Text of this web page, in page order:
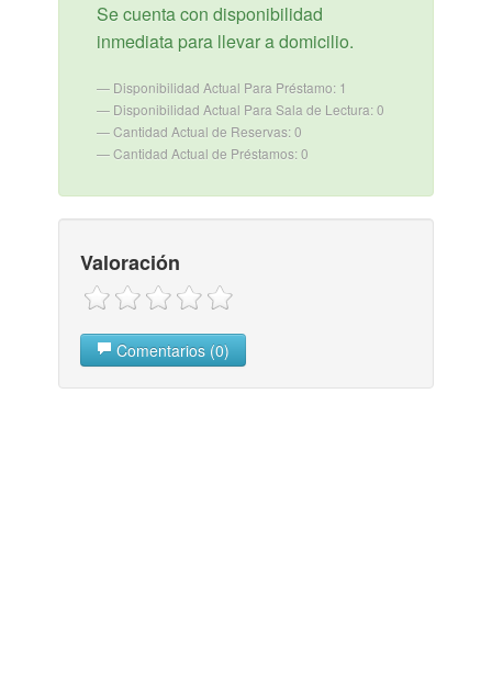
Se cuenta con disponibilidad
inmediata para llevar a domicilio.
Disponibilidad Actual Para Préstamo: 1
Disponibilidad Actual Para Sala de Lectura: 0
Cantidad Actual de Reservas: 0
Cantidad Actual de Préstamos: 0
Valoración
Comentarios (0)